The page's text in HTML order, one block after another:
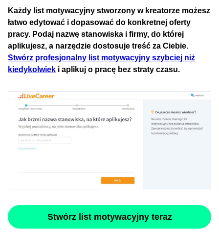
Każdy list motywacyjny stworzony w kreatorze możesz
łatwo edytować i dopasować do konkretnej oferty
pracy. Podaj nazwę stanowiska i firmy, do której
aplikujesz, a narzędzie dostosuje treść za Ciebie.
Stwórz profesjonalny list motywacyjny szybciej niż
kiedykolwiek i aplikuj o pracę bez straty czasu.
Stwórz list motywacyjny teraz